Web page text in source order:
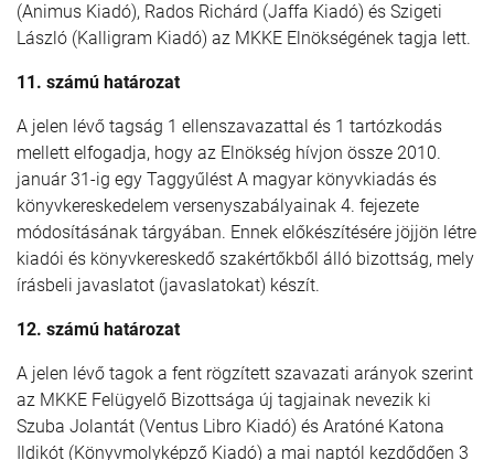
(Animus Kiadó), Rados Richárd (Jaffa Kiadó) és Szigeti
László (Kalligram Kiadó) az MKKE Elnökségének tagja lett.
11. számú határozat
A jelen lévő tagság 1 ellenszavazattal és 1 tartózkodás
mellett elfogadja, hogy az Elnökség hívjon össze 2010.
január 31-ig egy Taggyűlést A magyar könyvkiadás és
könyvkereskedelem versenyszabályainak 4. fejezete
módosításának tárgyában. Ennek előkészítésére jöjjön létre
kiadói és könyvkereskedő szakértőkből álló bizottság, mely
írásbeli javaslatot (javaslatokat) készít.
12. számú határozat
A jelen lévő tagok a fent rögzített szavazati arányok szerint
az MKKE Felügyelő Bizottsága új tagjainak nevezik ki
Szuba Jolantát (Ventus Libro Kiadó) és Aratóné Katona
Ildikót (Könyvmolyképző Kiadó) a mai naptól kezdődően 3